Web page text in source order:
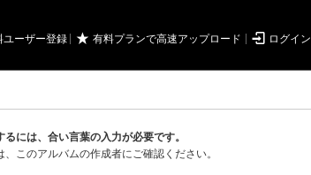
ユーザー登録 ★ 有料プランで高速アップロード  ログイン
には、合い言葉の入力が必要です。
このアルバムの作成者にご確認ください。